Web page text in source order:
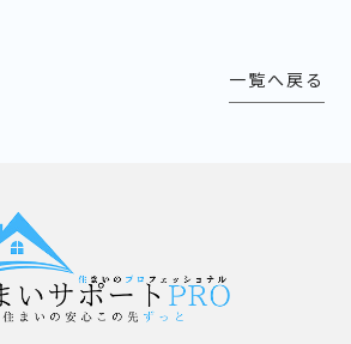
一覧へ戻る